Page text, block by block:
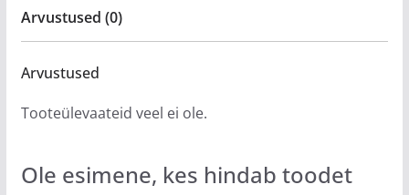
Arvustused (0)
Arvustused
Tooteülevaateid veel ei ole.
Ole esimene, kes hindab toodet